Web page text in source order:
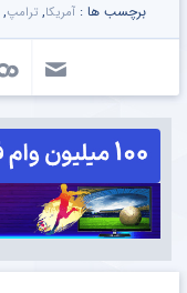
برچسب ها : آمریکا, ترامپ,